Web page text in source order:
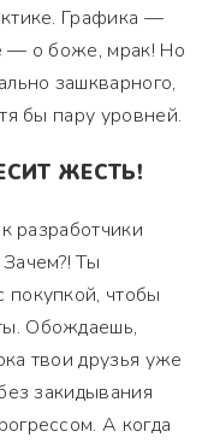
Графика —
— о боже, мрак! Но
зашкварного,
бы пару уровней.
ЖЕСТЬ!
разработчики
Ты
покупкой, чтобы
Обождаешь,
твои друзья уже
закидывания
А когда